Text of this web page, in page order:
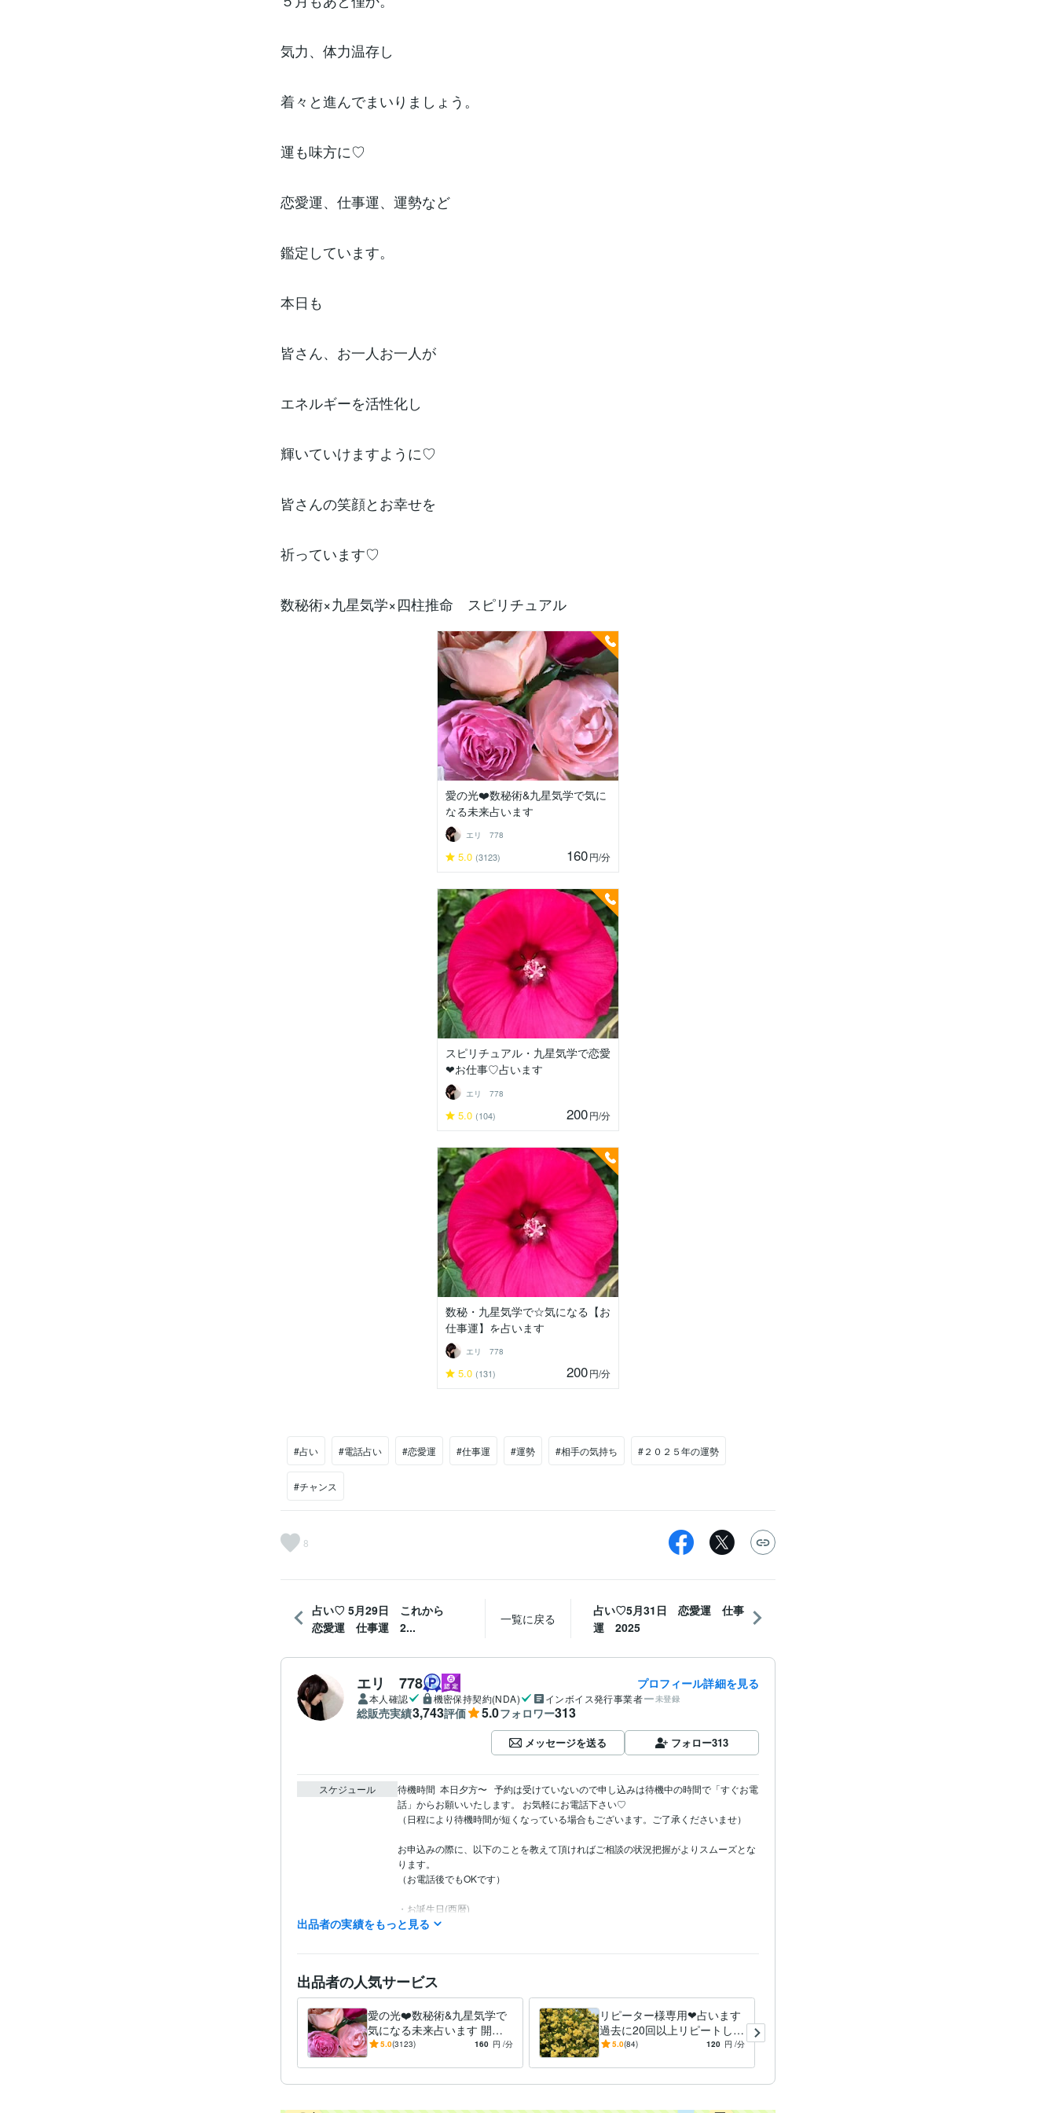
気力、体力温存し
着々と進んでまいりましょう。
運も味方に♡
恋愛運、仕事運、運勢など
鑑定しています。
本日も
皆さん、お一人お一人が
エネルギーを活性化し
輝いていけますように♡
皆さんの笑顔とお幸せを
祈っています♡
数秘術×九星気学×四柱推命 スピリチュアル
愛の光❤️数秘術&九星気学で気に
なる未来占います
エリ 778
5.0 (3123) 160円/分
スピリチュアル・九星気学で恋愛
❤お仕事♡占います
エリ 778
5.0 (104) 200円/分
数秘・九星気学で☆気になる【お
仕事運】を占います
エリ 778
5.0 (131) 200円/分
#占い #電話占い #恋愛運 #仕事運 #運勢 #相手の気持ち #２０２５年の運勢
#チャンス
8
占い♡ 5月29日 これから
恋愛運 仕事運 2...
一覧に戻る
占い♡5月31日 恋愛運 仕事
運 2025
エリ 778 プロフィール詳細を見る
本人確認 機密保持契約(NDA) インボイス発行事業者 未登録
総販売実績3,743評価 5.0フォロワー313
メッセージを送る フォロー313
スケジュール
待機時間  本日夕方〜   予約は受けていないので申し込みは待機中の時間で「すぐお電
話」からお願いいたします。 お気軽にお電話下さい♡
（日程により待機時間が短くなっている場合もございます。ご了承くださいませ）
お申込みの際に、以下のことを教えて頂ければご相談の状況把握がよりスムーズとな
ります。
（お電話後でもOKです）
・お誕生日(西暦)
・恋愛や対人関係で占ってほしい方がいる場合は
資格・検定 環境社会検定
取得年 : 2020年
得意分野 占い スピリチュアル・数秘・九星気学・四柱推命 複数占術
占い 恋愛 仕事 ヒーリング 運勢 複数占術
出品者の実績をもっと見る
出品者の人気サービス
愛の光❤️数秘術&九星気学で
気になる未来占います 開運❤
【恋愛・相手の気持ち・仕
5.0(3123) 160 円 /分
リピーター様専用❤占います
過去に20回以上リピートして
いただいた方のための占い
5.0(84) 120 円 /分